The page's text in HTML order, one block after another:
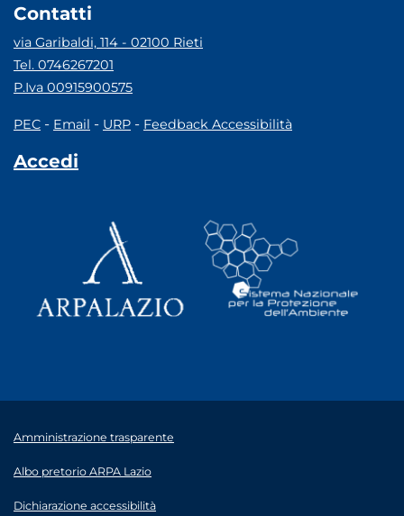
Contatti
via Garibaldi, 114 - 02100 Rieti
Tel. 0746267201
P.Iva 00915900575
PEC - Email - URP - Feedback Accessibilità
Accedi
Amministrazione trasparente
Albo pretorio ARPA Lazio
Dichiarazione accessibilità